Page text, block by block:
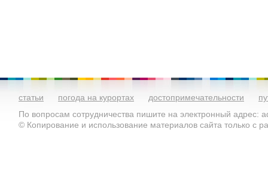
статьи погода на курортах достопримечательности
По вопросам сотрудничества пишите на электронный адрес:
© Копирование и использование материалов сайта только с